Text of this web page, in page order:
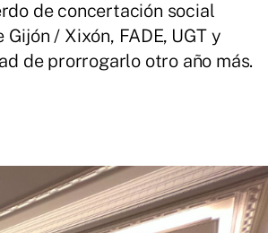
de concertación social
/ Xixón, FADE, UGT y
de prorrogarlo otro año más.